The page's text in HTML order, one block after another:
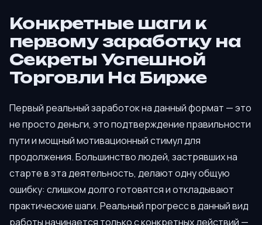
Конкретные шаги к
первому заработку на
Секреты Успешной
Торговли На Бирже
Первый реальный заработок на данный формат — это
не просто деньги, это подтверждение правильности
пути и мощный мотивационный стимул для
продолжения. Большинство людей, застрявших на
старте в эта деятельность, делают одну общую
ошибку: слишком долго готовятся и откладывают
практические шаги. Реальный прогресс в данный вид
работы начинается только с конкретных действий —